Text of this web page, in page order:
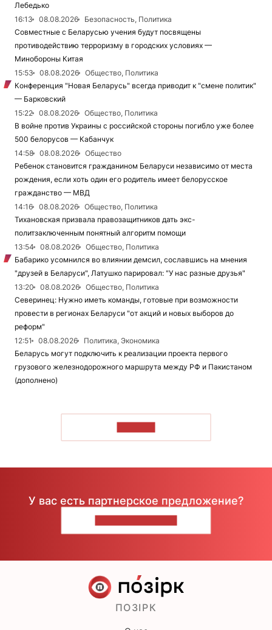
Лебедько
16:13
08.08.2026
Безопасность, Политика
Совместные с Беларусью учения будут посвящены
противодействию терроризму в городских условиях —
Минобороны Китая
15:53
08.08.2026
Общество, Политика
Конференция "Новая Беларусь" всегда приводит к "смене политик"
— Барковский
15:22
08.08.2026
Общество, Политика
В войне против Украины с российской стороны погибло уже более
500 белорусов — Кабанчук
14:58
08.08.2026
Общество
Ребенок становится гражданином Беларуси независимо от места
рождения, если хоть один его родитель имеет белорусское
гражданство — МВД
14:16
08.08.2026
Общество, Политика
Тихановская призвала правозащитников дать экс-
политзаключенным понятный алгоритм помощи
13:54
08.08.2026
Общество, Политика
Бабарико усомнился во влиянии демсил, сославшись на мнения
"друзей в Беларуси", Латушко парировал: "У нас разные друзья"
13:20
08.08.2026
Общество, Политика
Северинец: Нужно иметь команды, готовые при возможности
провести в регионах Беларуси "от акций и новых выборов до
реформ"
12:51
08.08.2026
Политика, Экономика
Беларусь могут подключить к реализации проекта первого
грузового железнодорожного маршрута между РФ и Пакистаном
(дополнено)
У вас есть партнерское предложение?
ПОЗІРК